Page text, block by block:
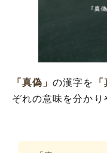
「真偽」の漢字を
ぞれの意味を分かり